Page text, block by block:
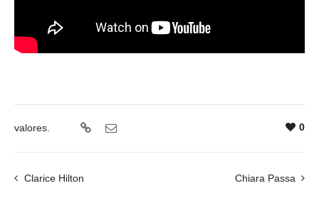
valores. 0
Clarice Hilton Chiara Passa